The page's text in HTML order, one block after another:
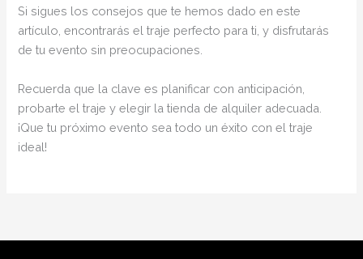
Si sigues los consejos que te hemos dado en este
artículo, encontrarás el traje perfecto para ti, y disfrutarás
de tu evento sin preocupaciones.
Recuerda que la clave es planificar con anticipación,
probarte el traje y elegir la tienda de alquiler adecuada.
¡Que tu próximo evento sea todo un éxito con el traje
ideal!